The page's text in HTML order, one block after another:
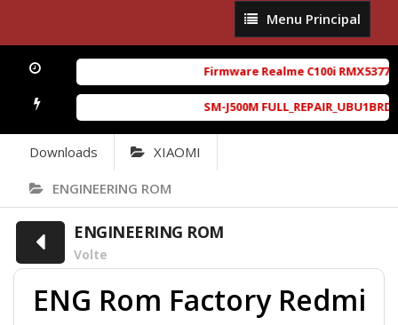
Menu
Principal
Menu Principal
Firmware Realme C100i
SM-J500M
Downloads XIAOMI
ENGINEERING ROM
ENGINEERING ROM
Volte
ENG Rom Factory Redmi